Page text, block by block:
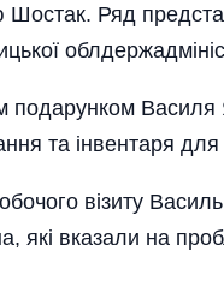
Шостак. Ряд
подарунком Василя
та інвентаря для
візиту
які вказали на